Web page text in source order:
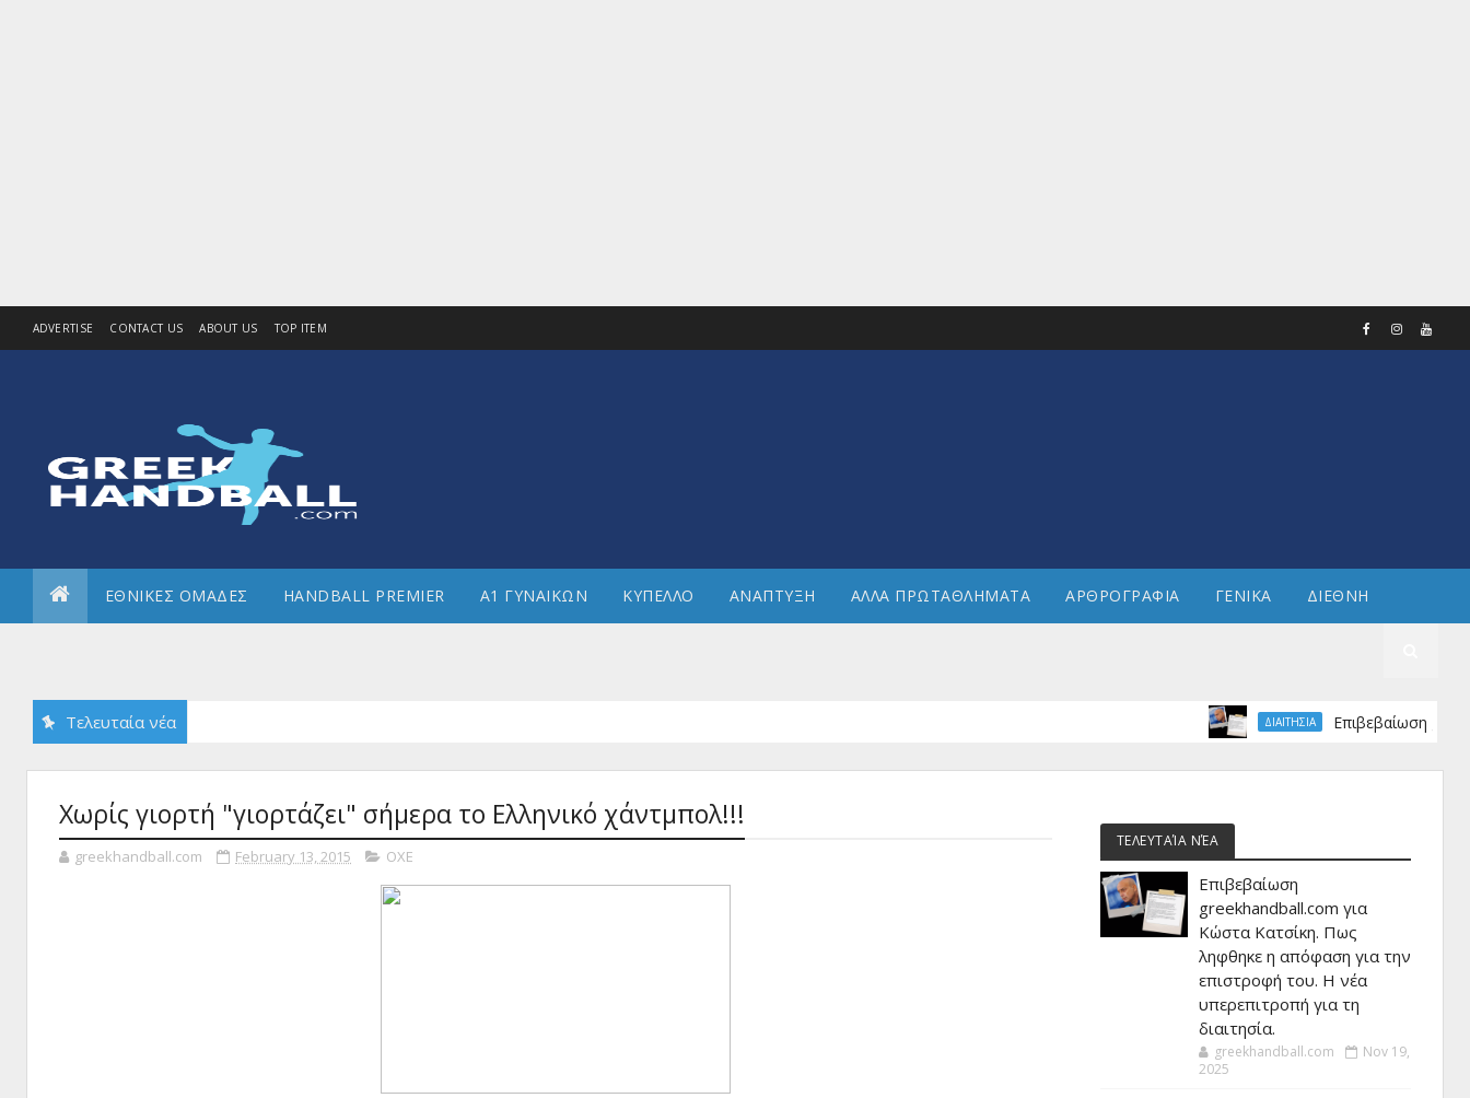
ADVERTISE CONTACT US ABOUT US TOP ITEM
ΕΘΝΙΚΕΣ ΟΜΑΔΕΣ HANDBALL PREMIER Α1 ΓΥΝΑΙΚΩΝ ΚΥΠΕΛΛΟ ΑΝΑΠΤΥΞΗ ΑΛΛΑ ΠΡΩΤΑΘΛΗΜΑΤΑ ΑΡΘΡΟΓΡΑΦΙΑ ΓΕΝΙΚΑ ΔΙΕΘΝΗ
Τελευταία νέα ΔΙΑΙΤΗΣΙΑ Επιβεβαίωση
Χωρίς γιορτή "γιορτάζει" σήμερα το Ελληνικό χάντμπολ!!!
greekhandball.com February 13, 2015 ΟΧΕ
ΤΕΛΕΥΤΑΊΑ ΝΈΑ
Επιβεβαίωση
greekhandball.com για
Κώστα Κατσίκη. Πως
ληφθηκε η απόφαση για την
επιστροφή του. Η νέα
υπερεπιτροπή για τη
διαιτησία.
greekhandball.com
Nov 19,
2025